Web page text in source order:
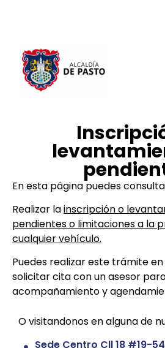
En esta página puedes
Realizar lainscripción o
pendientes o limitaciones a la
cualquier vehículo.
Puedes realizar este trámite
solicitar cita con un asesor
acompañamiento y
O visitandonos en alguna de
Sede Centro Cll 18 #19-54